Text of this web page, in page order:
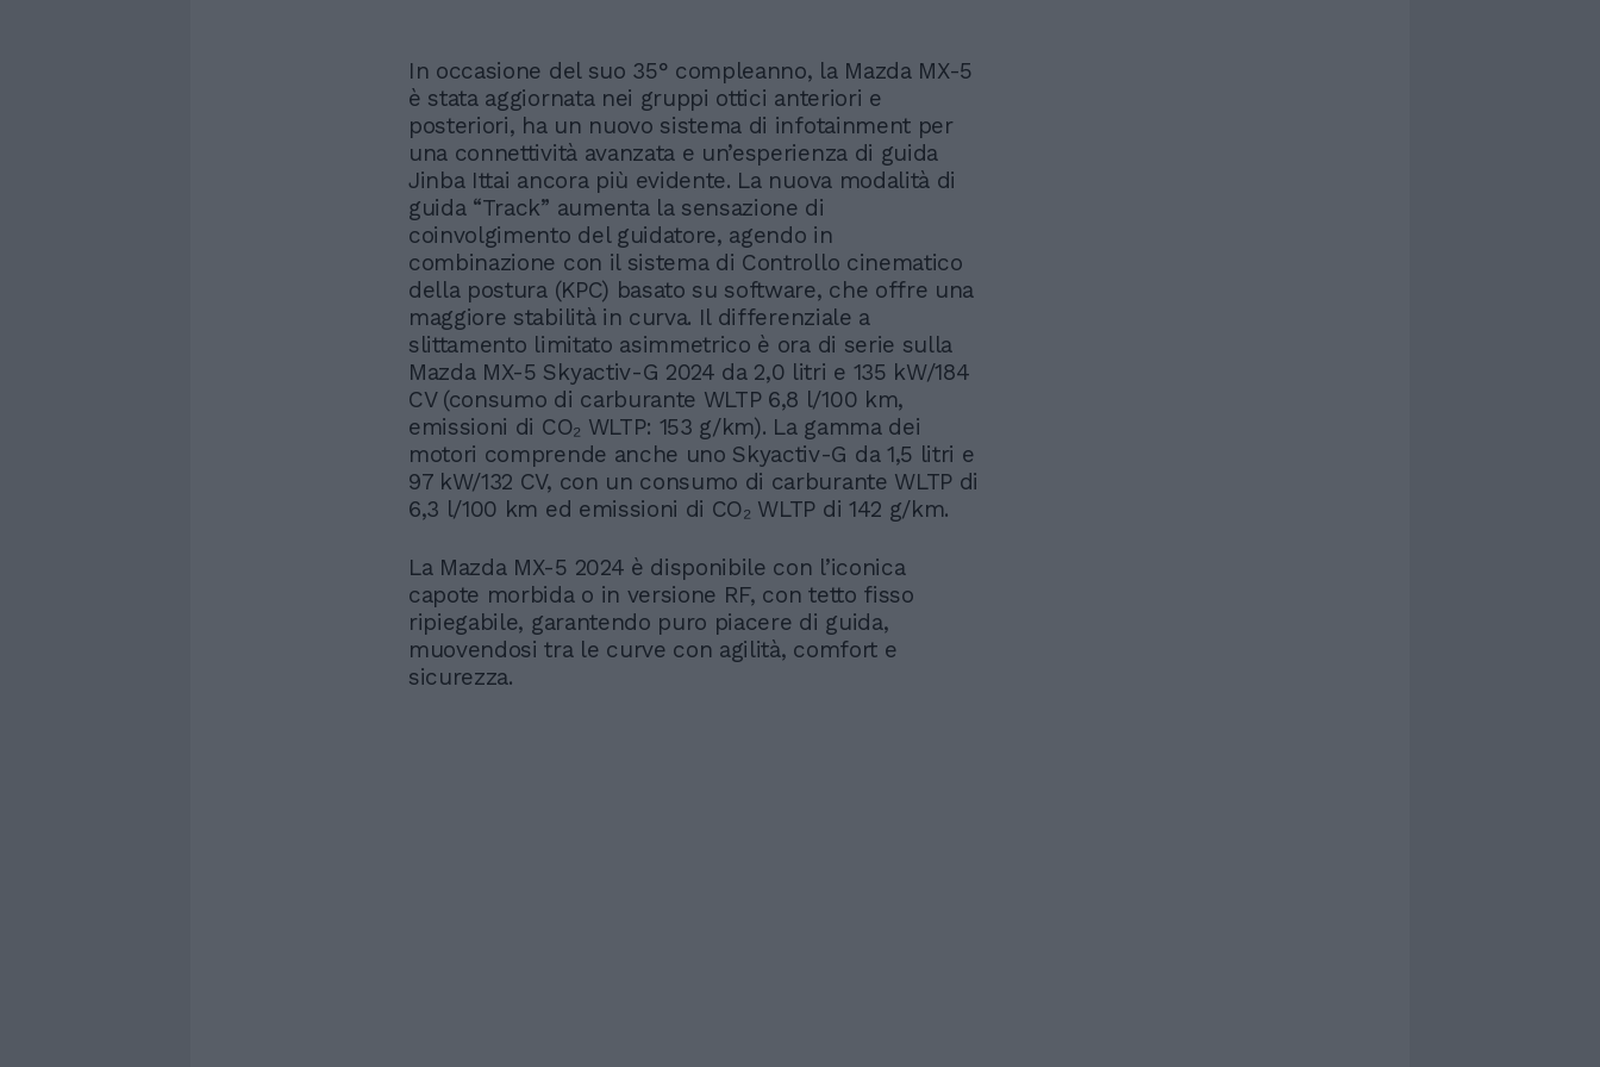
In occasione del suo 35° compleanno, la Mazda MX-5
è stata aggiornata nei gruppi ottici anteriori e
posteriori, ha un nuovo sistema di infotainment per
una connettività avanzata e un’esperienza di guida
Jinba Ittai ancora più evidente. La nuova modalità di
guida “Track” aumenta la sensazione di
coinvolgimento del guidatore, agendo in
combinazione con il sistema di Controllo cinematico
della postura (KPC) basato su software, che offre una
maggiore stabilità in curva. Il differenziale a
slittamento limitato asimmetrico è ora di serie sulla
Mazda MX-5 Skyactiv-G 2024 da 2,0 litri e 135 kW/184
CV (consumo di carburante WLTP 6,8 l/100 km,
emissioni di CO₂ WLTP: 153 g/km). La gamma dei
motori comprende anche uno Skyactiv-G da 1,5 litri e
97 kW/132 CV, con un consumo di carburante WLTP di
6,3 l/100 km ed emissioni di CO₂ WLTP di 142 g/km.
La Mazda MX-5 2024 è disponibile con l’iconica
capote morbida o in versione RF, con tetto fisso
ripiegabile, garantendo puro piacere di guida,
muovendosi tra le curve con agilità, comfort e
sicurezza.